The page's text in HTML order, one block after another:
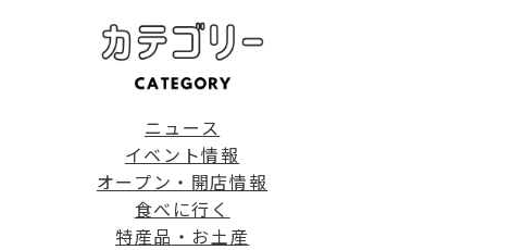
ニュース
イベント情報
オープン・開店情報
食べに行く
特産品・お土産